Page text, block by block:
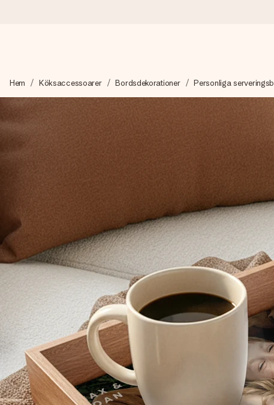
Vi skapar din gåva med omsorg och skickar den blixtsnabbt –
4,6 (baserat på +15 000 recensioner)
Skapa något unikt med bara några få steg – med hennes
Hem Köksaccessoarer Bordsdekorationer Personliga